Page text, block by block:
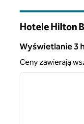
Hotele Hilton
Wyświetlanie 3
Wyświetlanie 3
Ceny zawierają
1 z 12